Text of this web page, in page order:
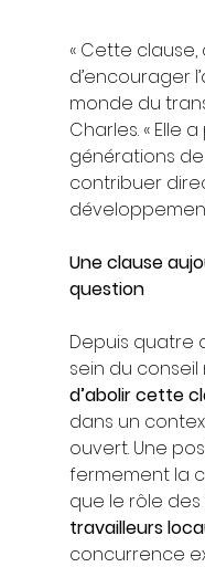
« Cette
d’encourager
monde du
Charles. « Elle
générations
contribuer
Une clause
question
Depuis quatre
sein du
d’abolir cette
dans un
ouvert. Une
fermement la
que le rôle
travailleurs
concurrence